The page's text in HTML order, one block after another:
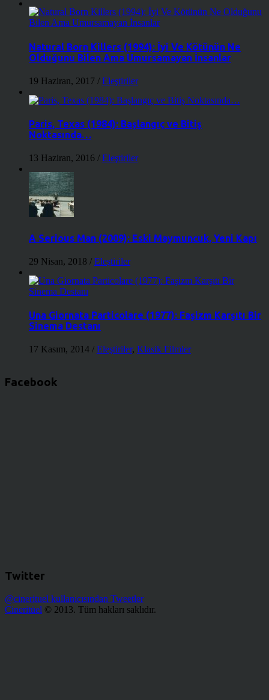
Natural Born Killers (1994): İyi Ve Kötünün Ne
Olduğunu Bilen Ama Umursamayan İnsanlar
19 Haziran, 2017 / Eleştiriler
Paris, Texas (1984): Başlangıç ve Bitiş
Noktasında…
13 Haziran, 2016 / Eleştiriler
A Serious Man (2009): Eski Maymuncuk, Yeni Kapı
29 Nisan, 2018 / Eleştiriler
Una Giornata Particolare (1977): Faşizm Karşıtı Bir
Sinema Destanı
17 Kasım, 2014 / Eleştiriler, Klasik Filmler
Facebook
Twitter
@cinerituel kullanıcısından Tweetler
Cineritüel © 2013. Tüm hakları saklıdır.